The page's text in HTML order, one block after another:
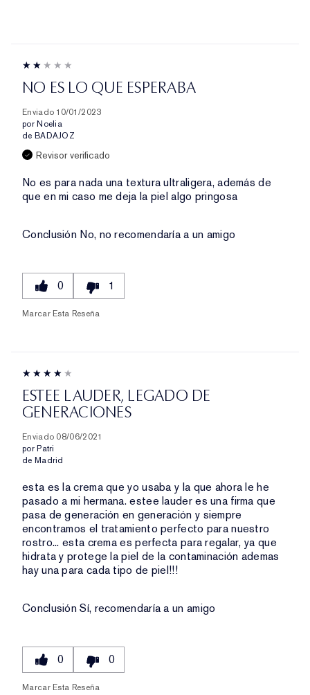
NO ES LO QUE ESPERABA
Enviado 10/01/2023
por Noelia
de BADAJOZ
Revisor verificado
No es para nada una textura ultraligera, además de
que en mi caso me deja la piel algo pringosa
Conclusión No, no recomendaría a un amigo
0 1
Marcar Esta Reseña
ESTEE LAUDER, LEGADO DE
GENERACIONES
Enviado 08/06/2021
por Patri
de Madrid
esta es la crema que yo usaba y la que ahora le he
pasado a mi hermana. estee lauder es una firma que
pasa de generación en generación y siempre
encontramos el tratamiento perfecto para nuestro
rostro... esta crema es perfecta para regalar, ya que
hidrata y protege la piel de la contaminación ademas
hay una para cada tipo de piel!!!
ConclusiónSí, recomendaría a un amigo
0 0
Marcar Esta Reseña